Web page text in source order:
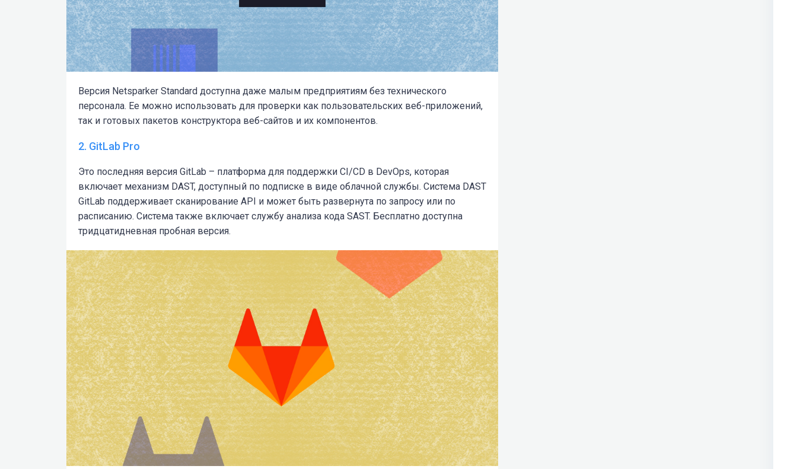
Версия Netsparker Standard доступна даже малым предприятиям без технического
персонала. Ее можно использовать для проверки как пользовательских веб-приложений,
так и готовых пакетов конструктора веб-сайтов и их компонентов.
2. GitLab Pro
Это последняя версия GitLab – платформа для поддержки CI/CD в DevOps, которая
включает механизм DAST, доступный по подписке в виде облачной службы. Система DAST
GitLab поддерживает сканирование API и может быть развернута по запросу или по
расписанию. Система также включает службу анализа кода SAST. Бесплатно доступна
тридцатидневная пробная версия.